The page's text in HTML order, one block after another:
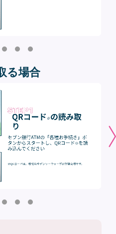
る場合